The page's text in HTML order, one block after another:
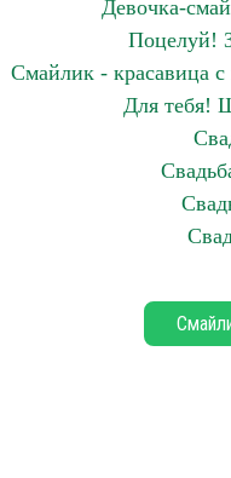
Девочка-
Поцелуй!
Смайлик - красавица
Для тебя!